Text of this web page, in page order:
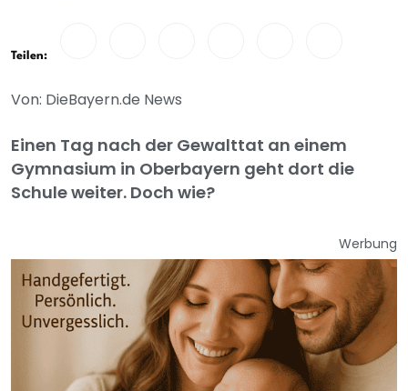
Teilen:
Von: DieBayern.de News
Einen Tag nach der Gewalttat an einem
Gymnasium in Oberbayern geht dort die
Schule weiter. Doch wie?
Werbung